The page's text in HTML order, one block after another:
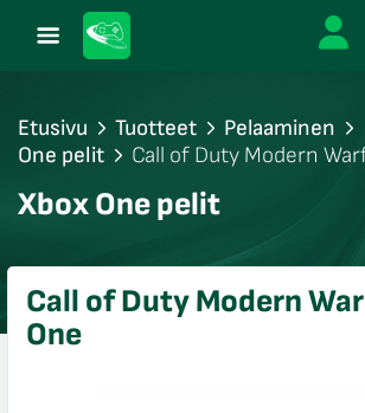
Etusivu Tuotteet Pelaaminen
One pelit
Call of Duty Modern
Xbox One pelit
Call of Duty Modern
One
sulje
sulje